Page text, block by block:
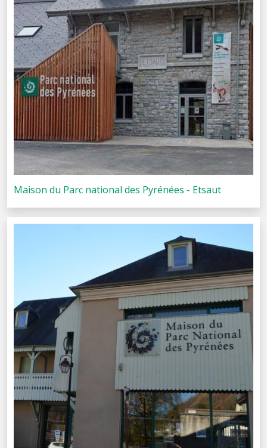
Maison du Parc national des Pyrénées - Etsaut